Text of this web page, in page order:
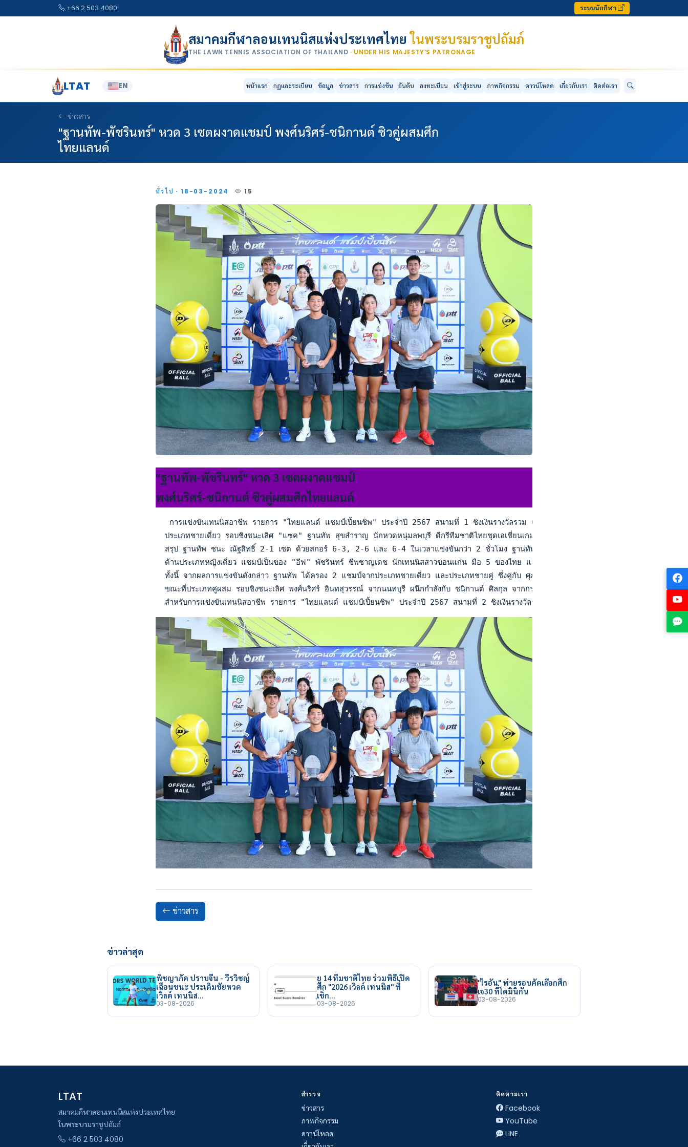
+66 2 503 4080 ระบบนักกีฬา
สมาคมกีฬาลอนเทนนิสแห่งประเทศไทยในพระบรมราชูปถัมภ์
THE LAWN TENNIS ASSOCIATION OF THAILAND · UNDER HIS MAJESTY’S PATRONAGE
LTAT EN หน้าแรก กฎและระเบียบ ข้อมูล ข่าวสาร การแข่งขัน อันดับ ลงทะเบียน เข้าสู่ระบบ ภาพกิจกรรม ดาวน์โหลด เกี่ยวกับเรา ติดต่อเรา
ข่าวสาร
"ฐานทัพ-พัชรินทร์" หวด 3 เซตผงาดแชมป์ พงศ์นริศร์-ชนิกานต์ ซิวคู่ผสมศึก
ไทยแลนด์
ทั่วไป · 18-03-2024 15
"ฐานทัพ-พัชรินทร์" หวด 3 เซตผงาดแชมป์
พงศ์นริศร์-ชนิกานต์ ซิวคู่ผสมศึกไทยแลนด์
การแข่งขันเทนนิสอาชีพ รายการ "ไทยแลนด์ แชมป์เปี้ยนชิพ" ประจำปี 2567 สนามที่ 1 ชิงเงินรางวัลรวม 600,000 บาท ที่ศูนย์พัฒนากีฬาเทนนิสแห่
ประเภทชายเดี่ยว รอบชิงชนะเลิศ "แซค" ฐานทัพ สุขสำราญ นักหวดหนุ่มลพบุรี ดีกรีทีมชาติไทยชุดเอเชี่ยนเกมส์ ครั้งที่ 19 และเต็ง 1 ของรายการ พบ
สรุป ฐานทัพ ชนะ ณัฐสิทธิ์ 2-1 เซต ด้วยสกอร์ 6-3, 2-6 และ 6-4 ในเวลาแข่งขันกว่า 2 ชั่วโมง ฐานทัพได้แชมป์ประเภทชายเดี่ยวไปครองตามคาด
ด้านประเภทหญิงเดี่ยว แชมป์เป็นของ "อีฟ" พัชรินทร์ ชีพชาญเดช นักเทนนิสสาวขอนแก่น มือ 5 ของไทย และเต็ง 1 ของรายการตามคาด หลังจากลงห
ทั้งนี้ จากผลการแข่งขันดังกล่าว ฐานทัพ ได้ครอง 2 แชมป์จากประเภทชายเดี่ยว และประเภทชายคู่ ซึ่งคู่กับ ศุภวัฒน์ แซ่อุ้ย คว้าแชมป์ไปเมื่อวันที่ 16 มี
ขณะที่ประเภทคู่ผสม รอบชิงชนะเลิศ พงศ์นริศร์ อินทสุวรรณ์ จากนนทบุรี ผนึกกำลังกับ ชนิกานต์ ศิลกุล จากกรุงเทพฯ ช่วยกันหวดเอาชนะคู่แฝดชายและ
สำหรับการแข่งขันเทนนิสอาชีพ รายการ "ไทยแลนด์ แชมป์เปี้ยนชิพ" ประจำปี 2567 สนามที่ 2 ชิงเงินรางวัลรวม 600,000 บาท ที่ศูนย์พัฒนากีฬาเทนนิ
ข่าวสาร
ข่าวล่าสุด
พิชญาภัค ปราบจีน - วีรวิชญ์
เฉือนชนะ ประเดิมชัยหวด
เวิลด์ เทนนิส…
03-08-2026
ยู 14 ทีมชาติไทย ร่วมพิธีเปิด
ศึก "2026 เวิลด์ เทนนิส" ที่
เช็ก…
03-08-2026
"ไรอัน" พ่ายรอบคัดเลือกศึก
เจ30 ที่โดมินิกัน
03-08-2026
LTAT
สมาคมกีฬาลอนเทนนิสแห่งประเทศไทย
ในพระบรมราชูปถัมภ์
+66 2 503 4080
สำรวจ
ข่าวสาร
ภาพกิจกรรม
ดาวน์โหลด
ติดตามเรา
Facebook
YouTube
LINE